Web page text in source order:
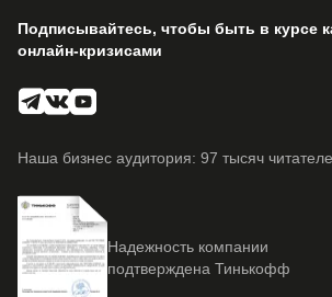
Подписывайтесь, чтобы быть в курсе
онлайн-кризисами
Наша бизнес аудитория: 97 тысяч
Надежность компании
подтверждена Тинькофф